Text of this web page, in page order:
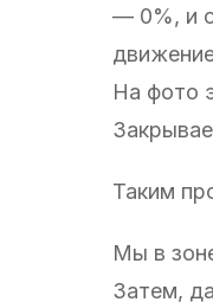
— 0%, и
На фото
Таким
Мы в
Затем,